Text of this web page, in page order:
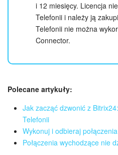
i 12 miesięcy. Licencja
Telefonii i należy ją
Telefonii nie można
Connector.
Polecane artykuły:
Jak zacząć dzwonić z
Telefonii
Wykonuj i odbieraj
Połączenia wychodzące nie